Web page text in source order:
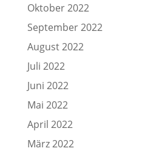
Oktober 2022
September 2022
August 2022
Juli 2022
Juni 2022
Mai 2022
April 2022
März 2022